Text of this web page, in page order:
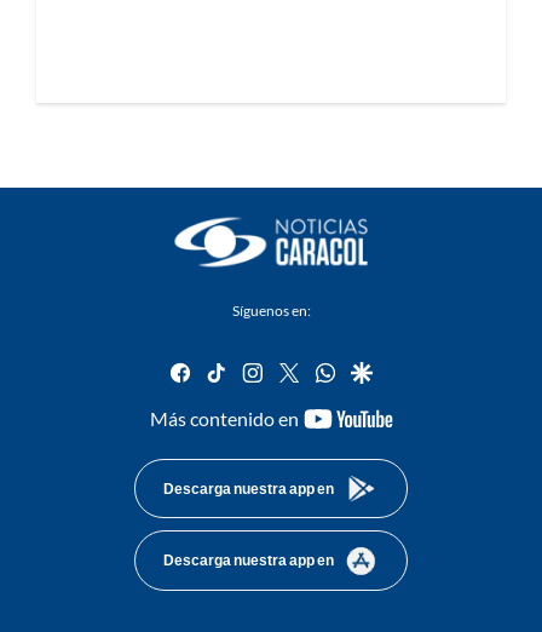
Síguenos en:
facebook
tiktok instagram
twitterwhatsapp
google
Más contenido en
youtube-
Descarga nuestra app en
Descarga nuestra app en